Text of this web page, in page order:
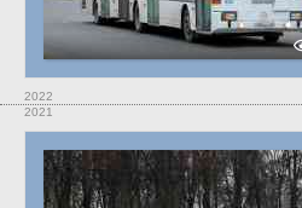
2022
2021